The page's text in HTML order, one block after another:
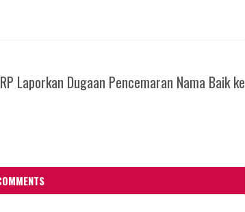
Laporkan Dugaan Pencemaran Nama Baik ke